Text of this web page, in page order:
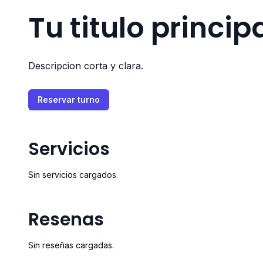
Tu titulo
Descripcion corta y clara.
Reservar turno
Servicios
Sin servicios cargados.
Resenas
Sin reseñas cargadas.